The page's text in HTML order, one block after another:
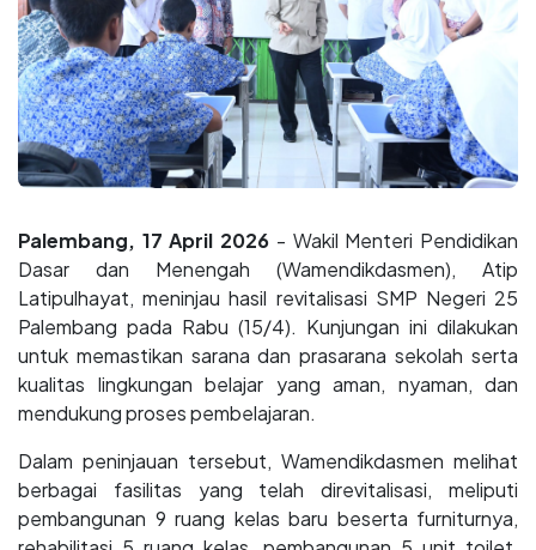
Palembang, 17 April 2026 - Wakil Menteri Pendidikan
Dasar dan Menengah (Wamendikdasmen), Atip
Latipulhayat, meninjau hasil revitalisasi SMP Negeri 25
Palembang pada Rabu (15/4). Kunjungan ini dilakukan
untuk memastikan sarana dan prasarana sekolah serta
kualitas lingkungan belajar yang aman, nyaman, dan
mendukung proses pembelajaran.
Dalam peninjauan tersebut, Wamendikdasmen melihat
berbagai fasilitas yang telah direvitalisasi, meliputi
pembangunan 9 ruang kelas baru beserta furniturnya,